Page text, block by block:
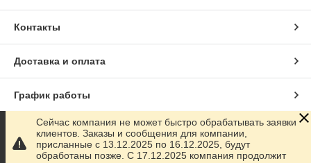
Контакты
Доставка и оплата
График работы
Полная версия сайта
Сейчас компания не может быстро обрабатывать заявки
клиентов. Заказы и сообщения для компании,
присланные с 13.12.2025 по 16.12.2025, будут
обработаны позже. С 17.12.2025 компания продолжит